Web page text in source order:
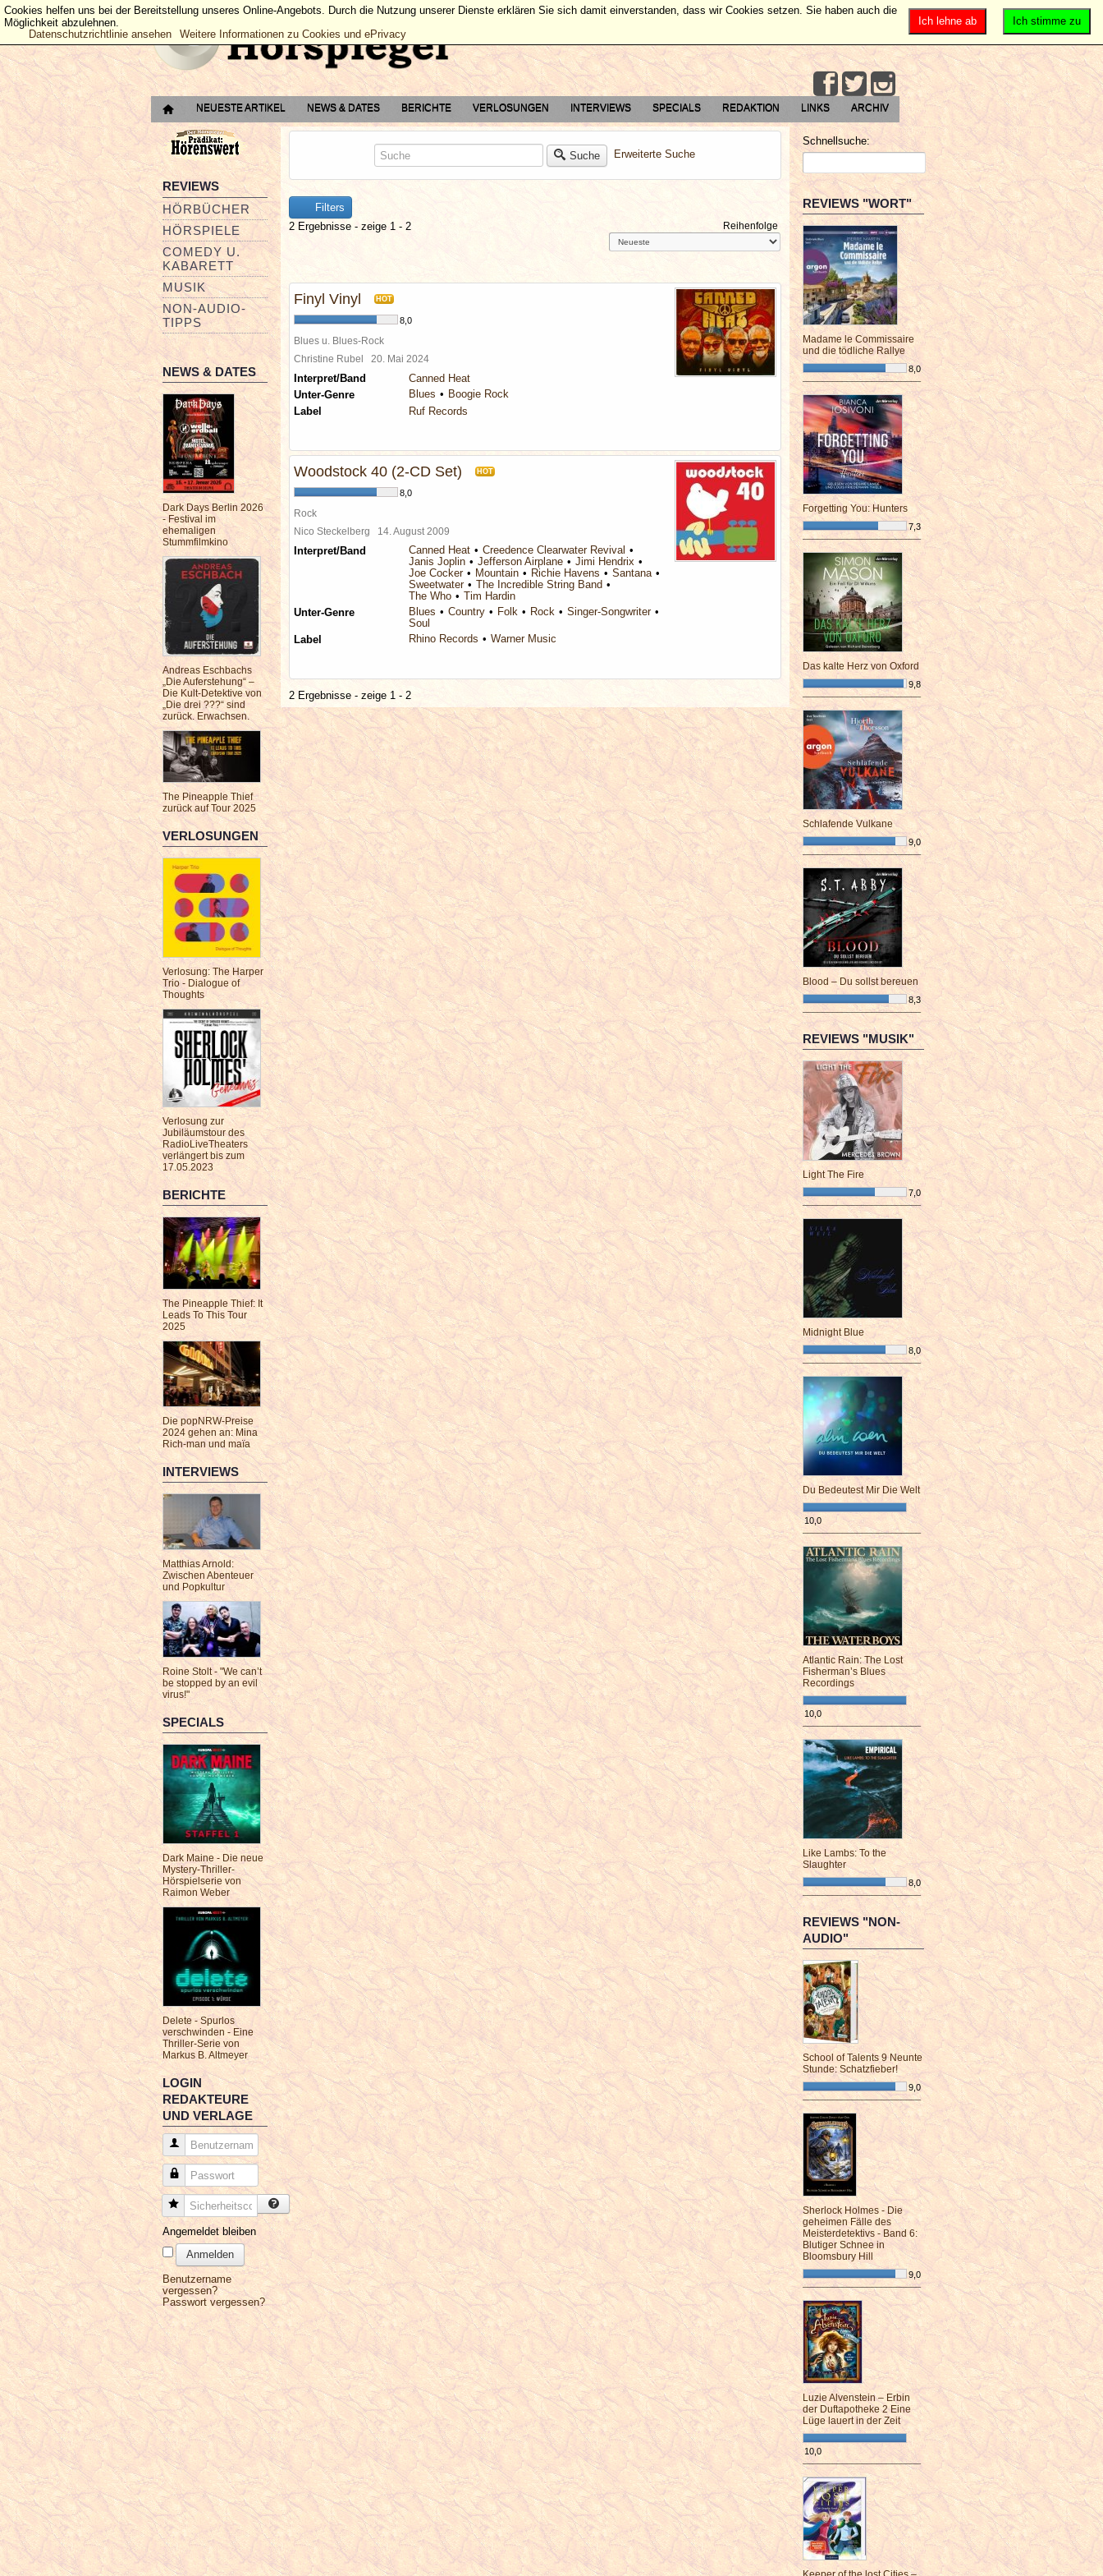
NEUESTE ARTIKEL NEWS & DATES BERICHTE VERLOSUNGEN INTERVIEWS SPECIALS REDAKTION LINKS ARCHIV
REVIEWS
HÖRBÜCHER
HÖRSPIELE
COMEDY U.
KABARETT
MUSIK
NON-AUDIO-
TIPPS
NEWS & DATES
Dark Days Berlin 2026
- Festival im
ehemaligen
Stummfilmkino
Andreas Eschbachs
„Die Auferstehung“ –
Die Kult-Detektive von
„Die drei ???“ sind
zurück. Erwachsen.
The Pineapple Thief
zurück auf Tour 2025
VERLOSUNGEN
Verlosung: The Harper
Trio - Dialogue of
Thoughts
Verlosung zur
Jubiläumstour des
RadioLiveTheaters
verlängert bis zum
17.05.2023
BERICHTE
The Pineapple Thief: It
Leads To This Tour
2025
Die popNRW-Preise
2024 gehen an: Mina
Rich-man und maïa
INTERVIEWS
Matthias Arnold:
Zwischen Abenteuer
und Popkultur
Roine Stolt - "We can’t
be stopped by an evil
virus!"
SPECIALS
Dark Maine - Die neue
Mystery-Thriller-
Hörspielserie von
Raimon Weber
Delete - Spurlos
verschwinden - Eine
Thriller-Serie von
Markus B. Altmeyer
LOGIN
REDAKTEURE
UND VERLAGE
Benutzername
Passwort
Sicherheitscode
Angemeldet bleiben
Anmelden
Benutzername
vergessen?
Passwort vergessen?
Suche Erweiterte Suche
Filters
2 Ergebnisse - zeige 1 - 2
Reihenfolge
Finyl Vinyl HOT
8,0
Blues u. Blues-Rock
Christine Rubel 20. Mai 2024
Interpret/Band
Canned Heat
Unter-Genre
Blues
Boogie Rock
Label
Ruf Records
Woodstock 40 (2-CD Set) HOT
8,0
Rock
Nico Steckelberg 14. August 2009
Interpret/Band Canned Heat
Creedence Clearwater Revival
Janis Joplin
Jefferson Airplane
Jimi Hendrix
Joe Cocker
Mountain Richie Havens
Santana
Sweetwater
The Incredible String Band
The Who
Tim Hardin
Unter-Genre
Blues Country Folk Rock
Singer-Songwriter
Soul
Label
Rhino Records Warner Music
2 Ergebnisse - zeige 1 - 2
Schnellsuche:
REVIEWS "WORT"
Madame le Commissaire
und die tödliche Rallye
8,0
¯¯¯¯¯¯¯¯¯¯¯¯¯¯¯¯¯¯¯¯¯¯¯¯
Forgetting You: Hunters
7,3
¯¯¯¯¯¯¯¯¯¯¯¯¯¯¯¯¯¯¯¯¯¯¯¯
Das kalte Herz von Oxford
9,8
¯¯¯¯¯¯¯¯¯¯¯¯¯¯¯¯¯¯¯¯¯¯¯¯
Schlafende Vulkane
9,0
¯¯¯¯¯¯¯¯¯¯¯¯¯¯¯¯¯¯¯¯¯¯¯¯
Blood – Du sollst bereuen
8,3
¯¯¯¯¯¯¯¯¯¯¯¯¯¯¯¯¯¯¯¯¯¯¯¯
REVIEWS "MUSIK"
Light The Fire
7,0
¯¯¯¯¯¯¯¯¯¯¯¯¯¯¯¯¯¯¯¯¯¯¯¯
Midnight Blue
8,0
¯¯¯¯¯¯¯¯¯¯¯¯¯¯¯¯¯¯¯¯¯¯¯¯
Du Bedeutest Mir Die Welt
10,0
¯¯¯¯¯¯¯¯¯¯¯¯¯¯¯¯¯¯¯¯¯¯¯¯
Atlantic Rain: The Lost
Fisherman’s Blues
Recordings
10,0
¯¯¯¯¯¯¯¯¯¯¯¯¯¯¯¯¯¯¯¯¯¯¯¯
Like Lambs: To the
Slaughter
8,0
¯¯¯¯¯¯¯¯¯¯¯¯¯¯¯¯¯¯¯¯¯¯¯¯
REVIEWS "NON-
AUDIO"
School of Talents 9 Neunte
Stunde: Schatzfieber!
9,0
¯¯¯¯¯¯¯¯¯¯¯¯¯¯¯¯¯¯¯¯¯¯¯¯
Sherlock Holmes - Die
geheimen Fälle des
Meisterdetektivs - Band 6:
Blutiger Schnee in
Bloomsbury Hill
9,0
¯¯¯¯¯¯¯¯¯¯¯¯¯¯¯¯¯¯¯¯¯¯¯¯
Luzie Alvenstein – Erbin
der Duftapotheke 2 Eine
Lüge lauert in der Zeit
10,0
¯¯¯¯¯¯¯¯¯¯¯¯¯¯¯¯¯¯¯¯¯¯¯¯
Ich stimme zu
Ich lehne ab
Cookies helfen uns bei der Bereitstellung unseres Online-Angebots. Durch die Nutzung unserer Dienste erklären Sie sich damit einverstanden, dass wir Cookies setzen. Sie haben auch die
Möglichkeit abzulehnen.
Datenschutzrichtlinie ansehen
Weitere Informationen zu Cookies und ePrivacy